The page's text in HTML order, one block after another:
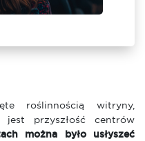
roślinnością witryny,
przyszłość centrów
można było usłyszeć